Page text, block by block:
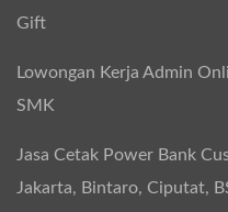
Gift
Lowongan Kerja Admin
SMK
Jasa Cetak Power Bank
Jakarta, Bintaro, Ciputat,